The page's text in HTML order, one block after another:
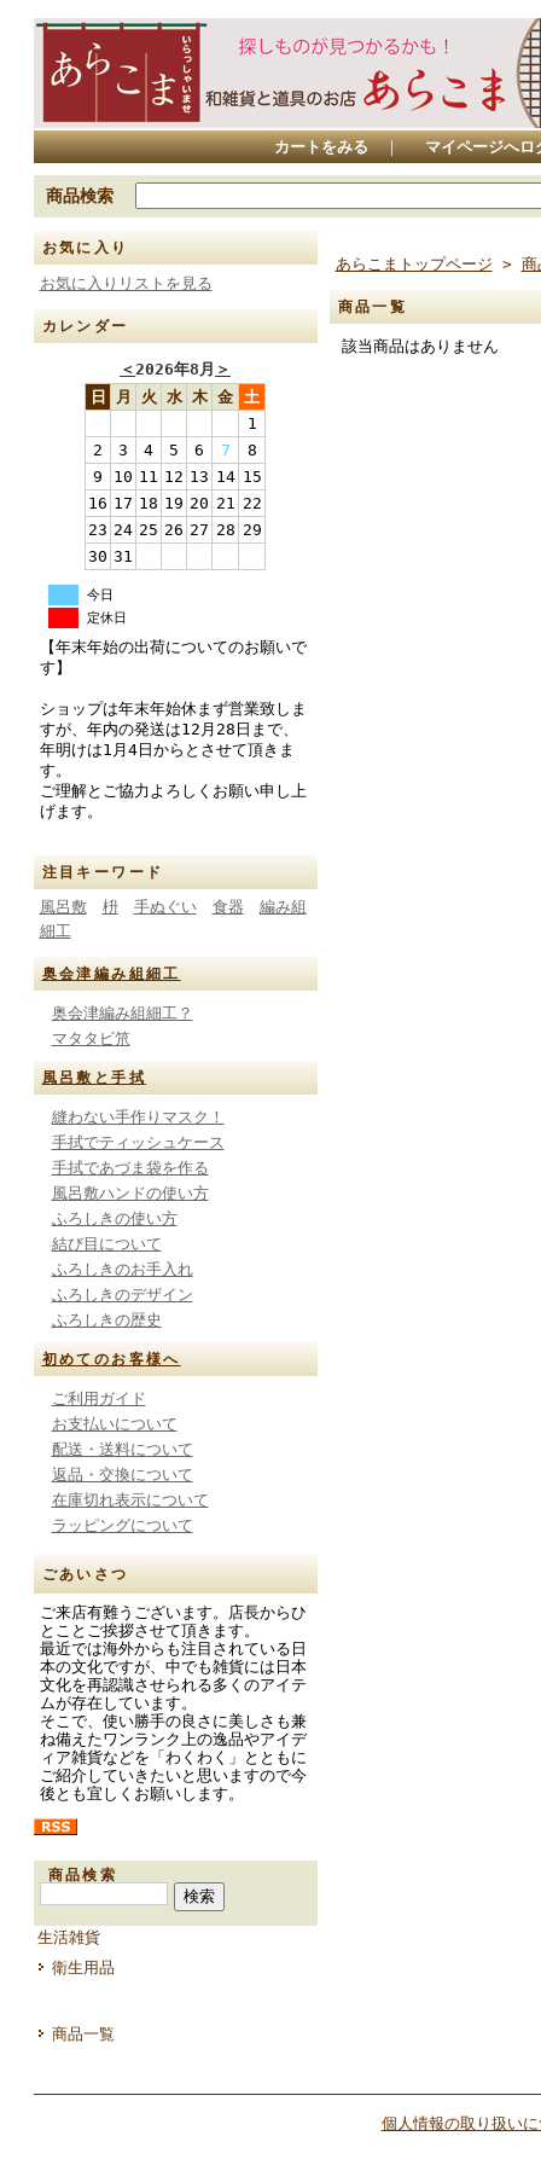
カートをみる ｜ マイページへロ
商品検索
お気に入り
お気に入りリストを見る
カレンダー
＜2026年8月 ＞
日
月 火 水 木 金 土
1
2
3 4 5 6 7
8
9
10 11 12 13 14 15
16 17 18 19 20 21 22
23 24 25 26 27 28 29
30 31
今日
定休日
【年末年始の出荷についてのお願いで
す】
ショップは年末年始休まず営業致しま
すが、年内の発送は12月28日まで、
年明けは1月4日からとさせて頂きま
す。
ご理解とご協力よろしくお願い申し上
げます。
注目キーワード
風呂敷 枡 手ぬぐい 食器
編み組
細工
奥会津編み組細工
奥会津編み組細工？
マタタビ笊
風呂敷と手拭
縫わない手作りマスク！
手拭でティッシュケース
手拭であづま袋を作る
風呂敷ハンドの使い方
ふろしきの使い方
結び目について
ふろしきのお手入れ
ふろしきのデザイン
ふろしきの歴史
初めてのお客様へ
ご利用ガイド
お支払いについて
配送・送料について
返品・交換について
在庫切れ表示について
ラッピングについて
ごあいさつ
ご来店有難うございます。店長からひ
とことご挨拶させて頂きます。
最近では海外からも注目されている日
本の文化ですが、中でも雑貨には日本
文化を再認識させられる多くのアイテ
ムが存在しています。
そこで、使い勝手の良さに美しさも兼
ね備えたワンランク上の逸品やアイデ
ィア雑貨などを「わくわく」とともに
ご紹介していきたいと思いますので今
後とも宜しくお願いします。
商品検索
生活雑貨
衛生用品
商品一覧
あらこまトップページ > 商
商品一覧
該当商品はありません
個人情報の取り扱い